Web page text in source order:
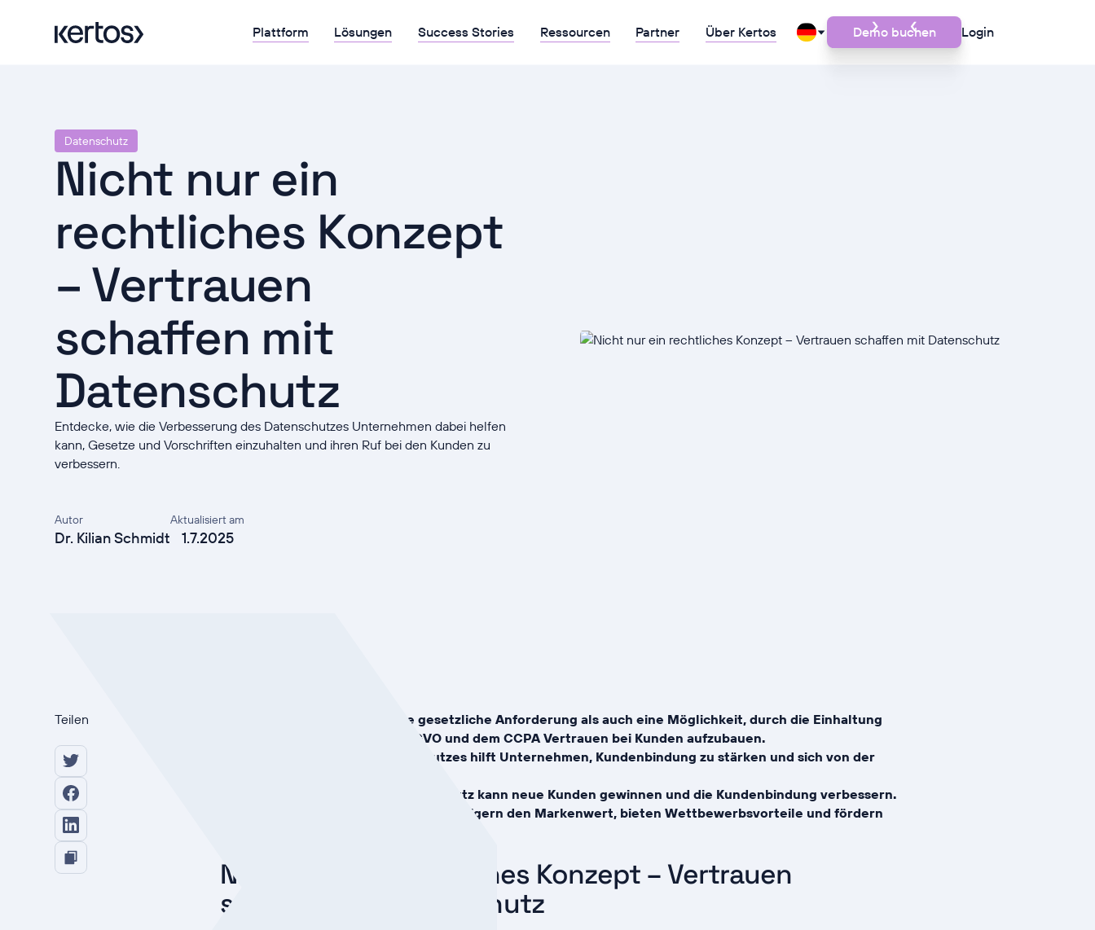
Plattform Lösungen Success Stories Ressourcen Partner Über Kertos Demo buchen Login
Datenschutz
Nicht nur ein
rechtliches Konzept
– Vertrauen
schaffen mit
Datenschutz
Entdecke, wie die Verbesserung des Datenschutzes Unternehmen dabei helfen
kann, Gesetze und Vorschriften einzuhalten und ihren Ruf bei den Kunden zu
verbessern.
Autor
Dr. Kilian Schmidt
Aktualisiert am
1.7.2025
Teilen
Datenschutz ist sowohl eine gesetzliche Anforderung als auch eine Möglichkeit, durch die Einhaltung
von Vorschriften wie der DSGVO und dem CCPA Vertrauen bei Kunden aufzubauen.
Die Priorisierung des Datenschutzes hilft Unternehmen, Kundenbindung zu stärken und sich von der
Ein guter Ruf im Bereich Datenschutz kann neue Kunden gewinnen und die Kundenbindung verbessern.
Investitionen in den Datenschutz steigern den Markenwert, bieten Wettbewerbsvorteile und fördern
Nicht nur ein rechtliches Konzept – Vertrauen
schaffen mit Datenschutz